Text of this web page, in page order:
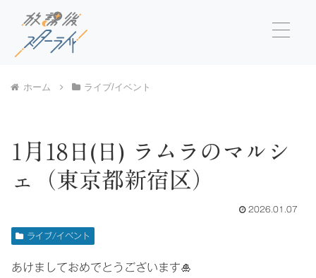
ホーム ライブ/イベント
1月18日(日) ラムラのマルシ
ェ（東京都新宿区）
2026.01.07
ライブ/イベント
あけましておめでとうございます🎍